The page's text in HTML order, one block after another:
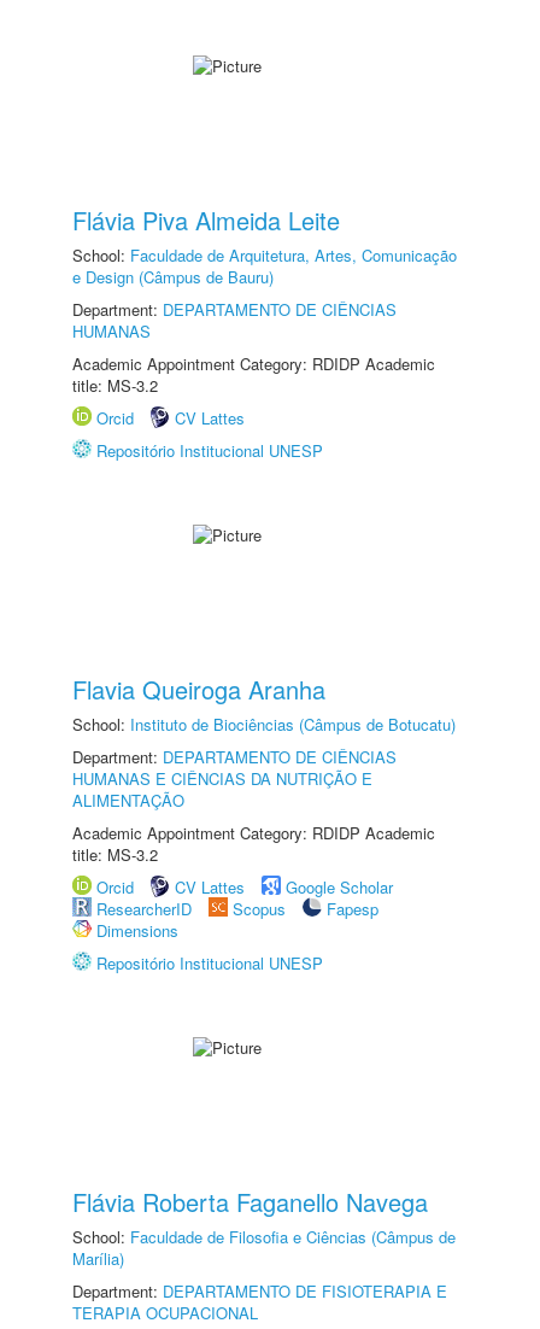
Flávia Piva Almeida Leite
School: Faculdade de Arquitetura, Artes, Comunicação
e Design (Câmpus de Bauru)
Department: DEPARTAMENTO DE CIÊNCIAS
HUMANAS
Academic Appointment Category: RDIDP Academic
title: MS-3.2
Orcid
CV Lattes
Repositório Institucional UNESP
Flavia Queiroga Aranha
School: Instituto de Biociências (Câmpus de Botucatu)
Department: DEPARTAMENTO DE CIÊNCIAS
HUMANAS E CIÊNCIAS DA NUTRIÇÃO E
ALIMENTAÇÃO
Academic Appointment Category: RDIDP Academic
title: MS-3.2
Orcid
CV Lattes
Google Scholar
ResearcherID
Scopus
Fapesp
Dimensions
Repositório Institucional UNESP
Flávia Roberta Faganello Navega
School: Faculdade de Filosofia e Ciências (Câmpus de
Marília)
Department: DEPARTAMENTO DE FISIOTERAPIA E
TERAPIA OCUPACIONAL